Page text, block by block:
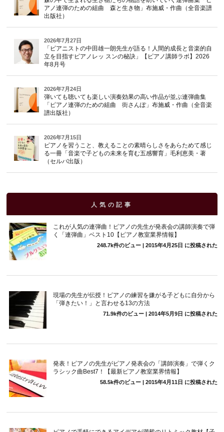
アノ連弾のための組曲 森と生き物」布施威・作曲（全音楽譜
出版社）
2026年7月27日
「ピアニストの中田雄一朗先生が語る！人間的成長と音楽的自
立を目指すピアノレッ スンの秘訣」【ピアノ講師ラボ】2026
年8月号
2026年7月24日
弾いても聴いても楽しい演奏効果の高い作品が並ぶ連弾曲集
「ピアノ連弾のための組曲 街さんぽ」布施威・作曲（全音楽
譜出版社）
2026年7月15日
ピアノを習うこと、教えることの素晴らしさをあらためて感じ
る一冊「音楽で子どもの未来を育む五感響育」毛利恵美・著
（セルバ出版）
人気の記事
これが人気の連弾曲！ピアノの先生が発表会の講師演奏で弾
く「連弾曲」ベスト10【ピアノ教室業界情報】
248.7k件のビュー| 2015年4月25日 に投稿された
現場の先生が伝授！ピアノの練習を嫌がる子どもに自分から
「弾きたい！」と言わせる13の方法
71.9k件のビュー| 2014年5月9日 に投稿された
発表！ピアノの先生がピアノ発表会の「講師演奏」で弾くク
ラシック曲Best7！【最新ピアノ教室業界情報】
58.5k件のビュー| 2015年4月11日 に投稿された